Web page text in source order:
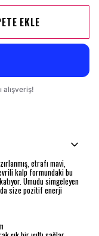
EKLE
etrafı mavi,
kalp formundaki bu
Umudu simgeleyen
size pozitif enerji